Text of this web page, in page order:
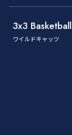
3x3 Basketball
ワイルドキャッツ